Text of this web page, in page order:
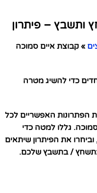
ותשבץ – פיתרון
» קבוצת איים סמוכה
כדי להשיג מטרה
הפתרונות האפשריים לכל
גללו למטה כדי
את הפיתרון שיתאים
/ בתשבץ שלכם.